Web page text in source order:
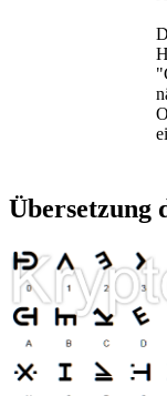
Übersetzung